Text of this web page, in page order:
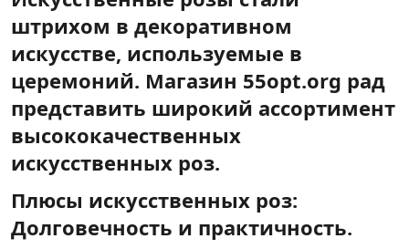
штрихом в декоративном
искусстве, используемые в
церемоний. Магазин 55opt.org рад
представить широкий ассортимент
высококачественных
искусственных роз.​
Плюсы искусственных роз:
Долговечность и практичность.​